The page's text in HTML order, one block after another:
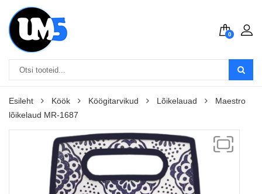
0
Esileht Köök Köögitarvikud Lõikelauad
Maestro
lõikelaud MR-1687